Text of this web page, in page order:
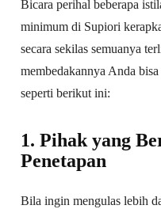
Bicara perihal beberapa
minimum di Supiori
secara sekilas semuanya
membedakannya Anda
seperti berikut ini:
1. Pihak yang
Penetapan
Bila ingin mengulas lebih